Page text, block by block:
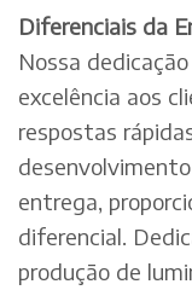
Diferenciais da
Nossa
excelência aos
respostas
entrega,
diferencial.
produção de